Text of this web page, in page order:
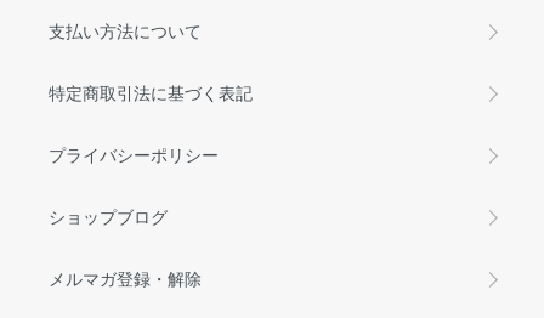
支払い方法について
特定商取引法に基づく表記
プライバシーポリシー
ショップブログ
メルマガ登録・解除